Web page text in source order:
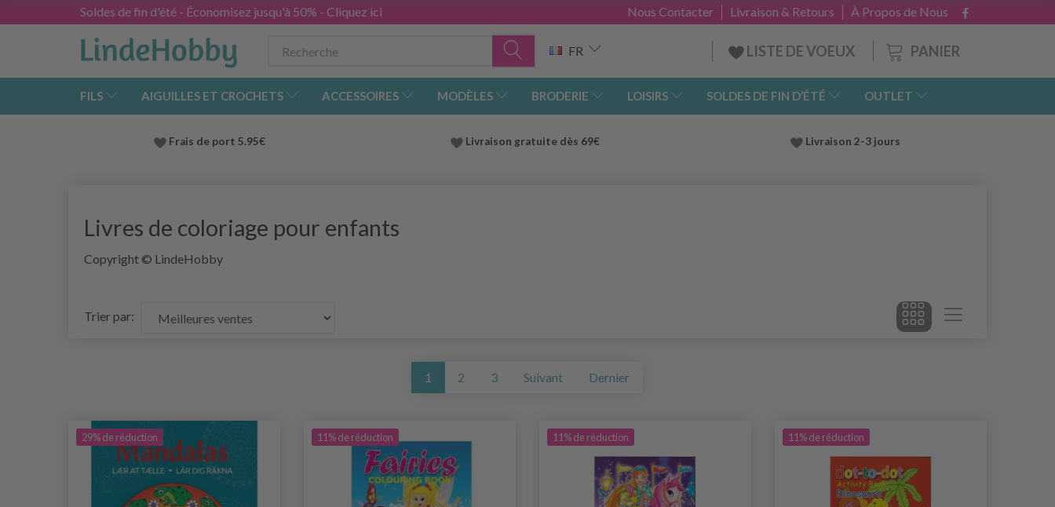
Soldes de fin d'été - Économisez jusqu'à 50% - Cliquez ici À Propos de Nous
Livraison & Retours
Nous Contacter
PANIER
FR LISTE DE VOEUX
FILS AIGUILLES ET CROCHETS ACCESSOIRES MODÈLES BRODERIE LOISIRS SOLDES DE FIN D’ÉTÉ OUTLET
Frais de port 5.95€ Livraison gratuite dès 69€ Livraison 2-3 jours
Livres de coloriage pour enfants
Copyright © LindeHobby
Trier par:
1 2 3 Suivant Dernier
29% de réduction 11% de réduction 11% de réduction 11% de réduction